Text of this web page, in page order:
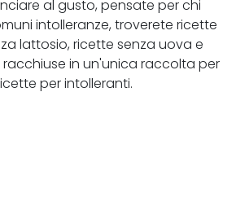
al gusto, pensate per chi
intolleranze, troverete ricette
lattosio, ricette senza uova e
in un'unica raccolta per
per intolleranti.